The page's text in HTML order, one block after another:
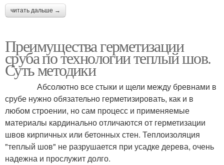
читать дальше →
Преимущества герметизации
сруба по технологии теплый шов.
Суть методики
Абсолютно все стыки и щели между бревнами в
срубе нужно обязательно герметизировать, как и в
любом строении, но сам процесс и применяемые
материалы кардинально отличаются от герметизации
швов кирпичных или бетонных стен. Теплоизоляция
"теплый шов" не разрушается при усадке дерева, очень
надежна и прослужит долго.